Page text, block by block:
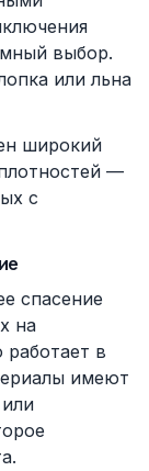
выбор.
или льна
широкий
—
с
спасение
на
в
имеют